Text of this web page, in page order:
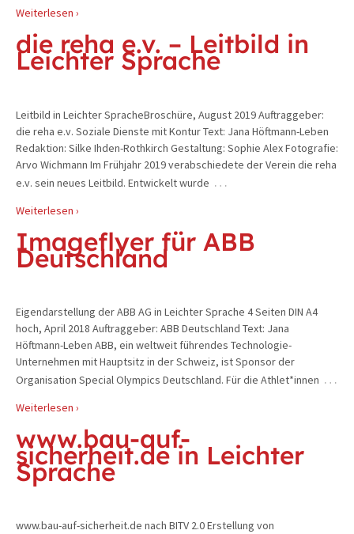
Weiterlesen ›
die reha e.v. – Leitbild in
Leichter Sprache
Leitbild in Leichter SpracheBroschüre, August 2019 Auftraggeber:
die reha e.v. Soziale Dienste mit Kontur Text: Jana Höftmann-Leben
Redaktion: Silke Ihden-Rothkirch Gestaltung: Sophie Alex Fotografie:
Arvo Wichmann Im Frühjahr 2019 verabschiedete der Verein die reha
e.v. sein neues Leitbild. Entwickelt wurde …
Weiterlesen ›
Imageflyer für ABB
Deutschland
Eigendarstellung der ABB AG in Leichter Sprache 4 Seiten DIN A4
hoch, April 2018 Auftraggeber: ABB Deutschland Text: Jana
Höftmann-Leben ABB, ein weltweit führendes Technologie-
Unternehmen mit Hauptsitz in der Schweiz, ist Sponsor der
Organisation Special Olympics Deutschland. Für die Athlet*innen …
Weiterlesen ›
www.bau-auf-
sicherheit.de in Leichter
Sprache
www.bau-auf-sicherheit.de nach BITV 2.0 Erstellung von